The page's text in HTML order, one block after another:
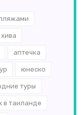
аптечка
юнеско
туры
в таиланде